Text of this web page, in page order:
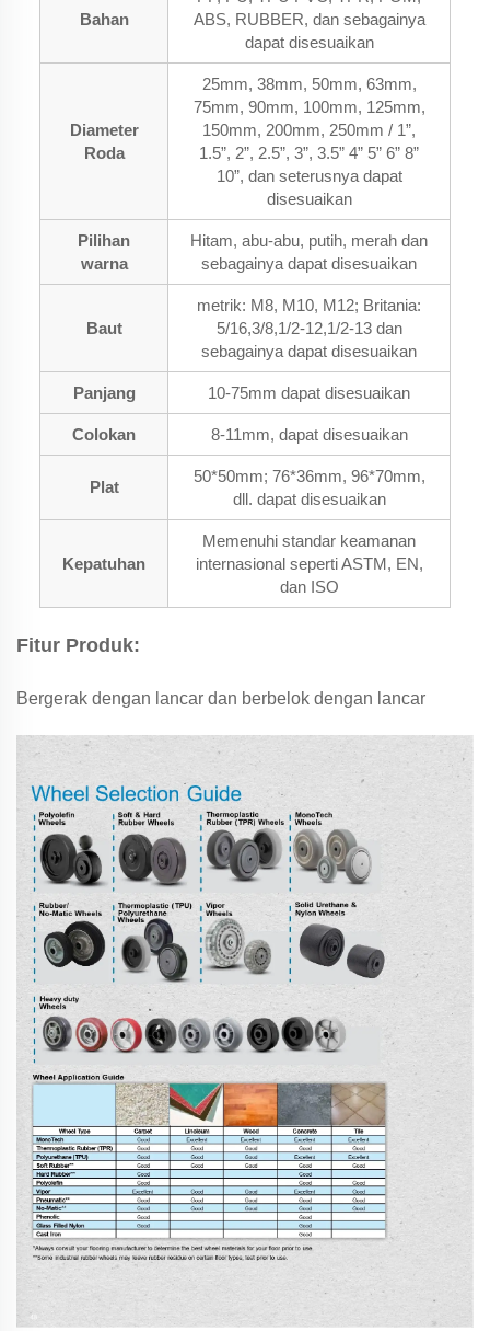
Bahan
ABS, RUBBER, dan sebagainya
dapat disesuaikan
Diameter
Roda
25mm, 38mm, 50mm, 63mm,
75mm, 90mm, 100mm, 125mm,
150mm, 200mm, 250mm / 1”,
1.5”, 2”, 2.5”, 3”, 3.5” 4” 5” 6” 8”
10”, dan seterusnya dapat
disesuaikan
Pilihan
warna
Hitam, abu-abu, putih, merah dan
sebagainya dapat disesuaikan
Baut
metrik: M8, M10, M12; Britania:
5/16,3/8,1/2-12,1/2-13 dan
sebagainya dapat disesuaikan
Panjang 10-75mm dapat disesuaikan
Colokan 8-11mm, dapat disesuaikan
Plat
50*50mm; 76*36mm, 96*70mm,
dll. dapat disesuaikan
Kepatuhan
Memenuhi standar keamanan
internasional seperti ASTM, EN,
dan ISO
Fitur Produk:
Bergerak dengan lancar dan berbelok dengan lancar